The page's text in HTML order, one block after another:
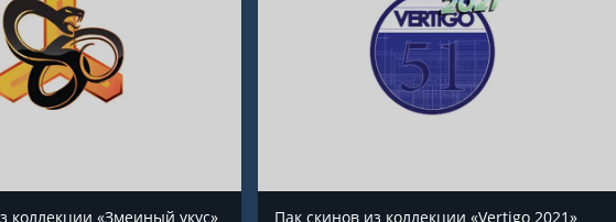
коллекции «Змеиный укус» Пак скинов из коллекции «Vertigo 2021»